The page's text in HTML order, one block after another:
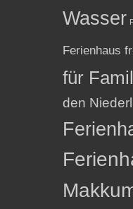
Wasser
Ferienhaus
für
den